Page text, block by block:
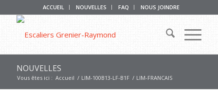
ACCUEIL NOUVELLES FAQ NOUS JOINDRE
NOUVELLES
Vous êtes ici : Accueil / LIM-100B13-LF-B1F / LIM-FRANCAIS